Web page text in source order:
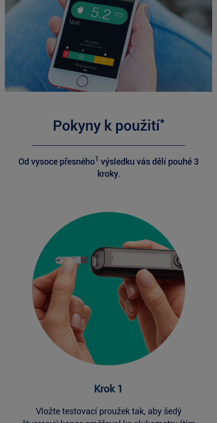
Pokyny k použití*
Od vysoce přesného1 výsledku vás dělí pouhé 3
kroky.
Krok 1
Vložte testovací proužek tak, aby šedý